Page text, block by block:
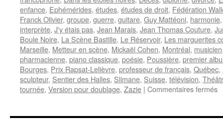
enfance, Ephémérides, études, études de droit, Fédération
Franck Olivier, groupe, guerre, guitare, Guy Mattéoni, harmonie
interprète, J'y étais pas, Jean Marais, Jean Thomas Couture,
Boule Noire, La Scène Bastille, Le Réservoir, Les marguerites
Marseille, Metteur en scène, Mickaël Cohen, Montréal, musicien
pharmacienne, piano classique, poésie, Poussière, premier
Bourges, Prix Rapsat-Lelièvre, professeur de français, Québec,
sculpteur, Sentier des Halles, Slimane, Suisse, télévision,
tournée, Version pour doublage, Zazie | Commentaires fermés